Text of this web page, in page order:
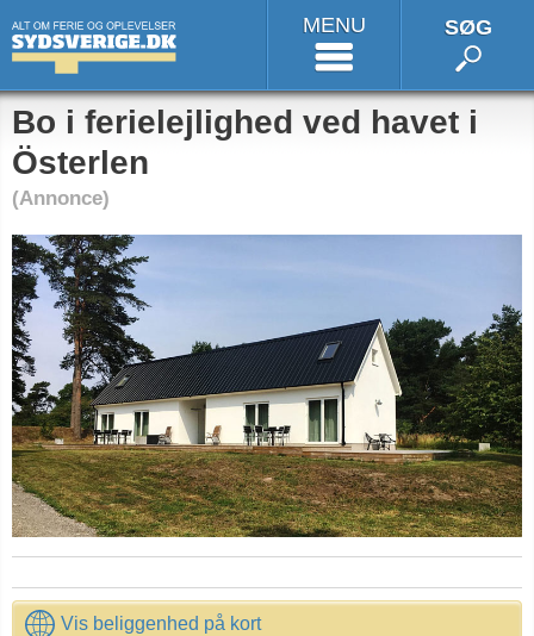
MENU SØG
Bo i ferielejlighed ved havet i
Österlen
(Annonce)
Vis beliggenhed på kort